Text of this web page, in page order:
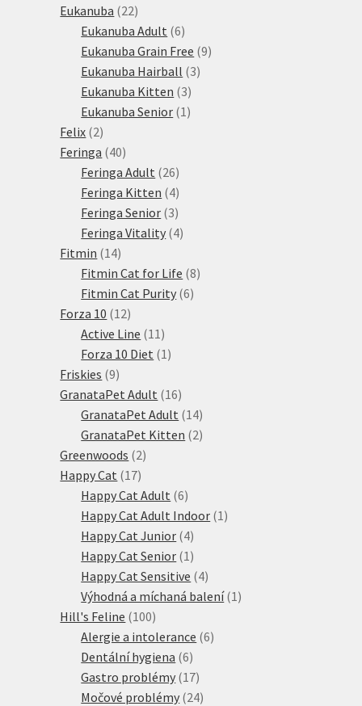
Eukanuba 2222
produktů
Eukanuba Adult 66
produktů
Eukanuba Grain Free 99
Eukanuba Hairball 33
Eukanuba Kitten 33
produkty
Eukanuba Senior 1 1
Felix 22
produkty
Feringa 4040
produktů
Feringa Adult 2626
produktů
Feringa Kitten 44
produkty
Feringa Senior 33
produkty
Feringa Vitality 44
Fitmin 1414
produktů
Fitmin Cat for Life 88
Fitmin Cat Purity 66
Forza 10 1212
produktů
Active Line 11 11
produktů
Forza 10 Diet 1 1
Friskies 99
produktů
GranataPet Adult 1616
produktů
GranataPet Adult 1414
produktů
GranataPet Kitten 22
Greenwoods 22
Happy Cat 1717
produktů
Happy Cat Adult 66
produktů
Happy Cat Adult Indoor 1 1
Happy Cat Junior 44
produkty
Happy Cat Senior 1 1
produkt
Happy Cat Sensitive 44
produkty
Výhodná a míchaná balení 1 1
Hill's Feline 100100
produktů
Alergie a intolerance 66
Dentální hygiena 66
produktů
Gastro problémy 1717
produktů
Močové problémy 2424